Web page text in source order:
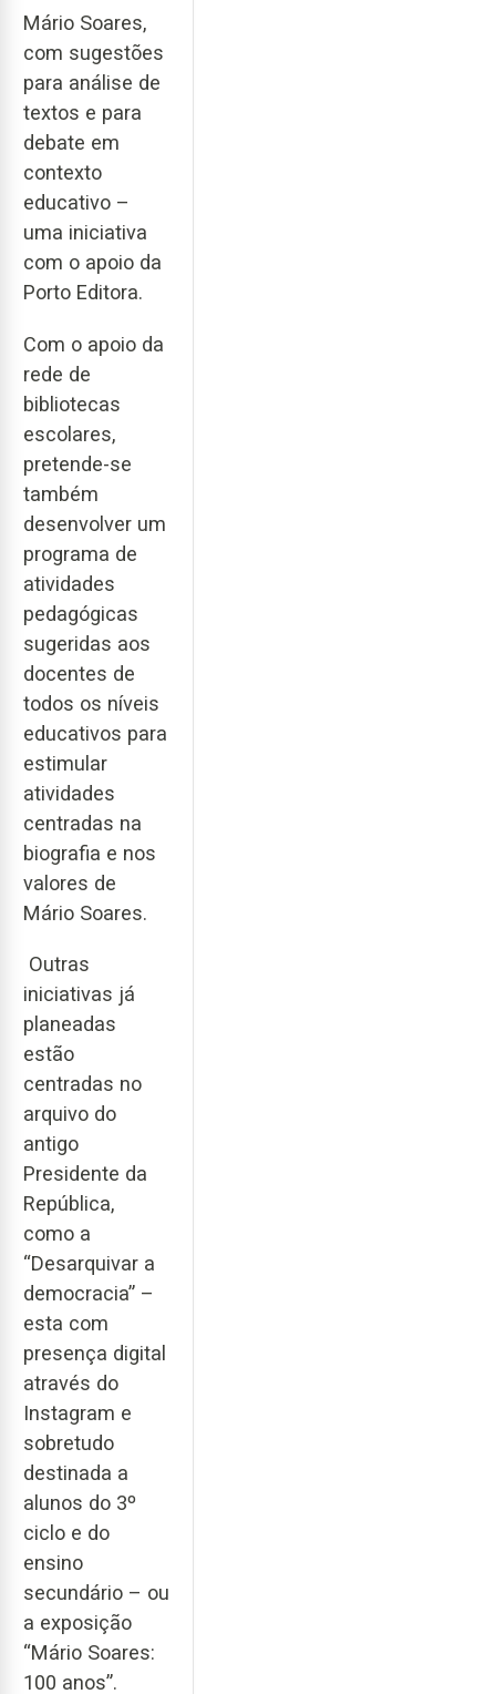
Mário Soares,
com sugestões
para análise de
textos e para
debate em
contexto
educativo –
uma iniciativa
com o apoio da
Porto Editora.
Com o apoio da
rede de
bibliotecas
escolares,
pretende-se
também
desenvolver um
programa de
atividades
pedagógicas
sugeridas aos
docentes de
todos os níveis
educativos para
estimular
atividades
centradas na
biografia e nos
valores de
Mário Soares.
Outras
iniciativas já
planeadas
estão
centradas no
arquivo do
antigo
Presidente da
República,
como a
“Desarquivar a
democracia” –
esta com
presença digital
através do
Instagram e
sobretudo
destinada a
alunos do 3º
ciclo e do
ensino
secundário – ou
a exposição
“Mário Soares:
100 anos”.